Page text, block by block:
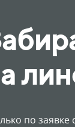
по заявке